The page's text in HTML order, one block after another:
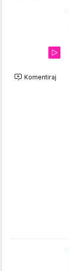
Komentiraj